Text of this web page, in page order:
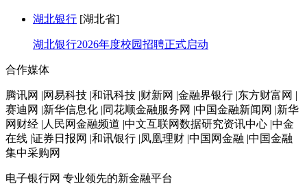
湖北银行 [湖北省]
湖北银行2026年度校园招聘正式启动
合作媒体
腾讯网 |网易科技 |和讯科技 |财新网 |金融界银行 |东方财富网 |
赛迪网 |新华信息化 |同花顺金融服务网 |中国金融新闻网 |新华
网财经 |人民网金融频道 |中文互联网数据研究资讯中心 |中金
在线 |证券日报网 |和讯银行 |凤凰理财 |中国网金融 |中国金融
集中采购网
电子银行网 专业领先的新金融平台